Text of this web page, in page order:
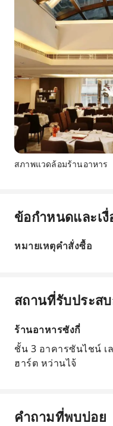
สภาพแวดล้อมร้านอาหาร
ข้อกำหนดและเ
หมายเหตุคำสั่งซื้อ
สถานที่รับประส
ร้านอาหารซังกี่
ชั้น 3 อาคารซันไชน์ เ
ฮาร์ต หว่านไจ้
คำถามที่พบบ่อย